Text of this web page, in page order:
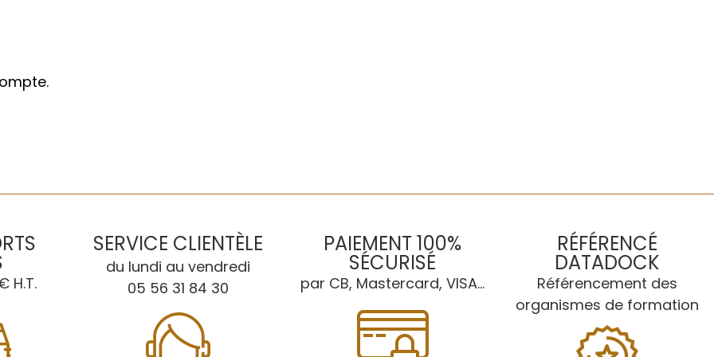
H.T.
SERVICE CLIENTÈLE
du lundi au vendredi
05 56 31 84 30
PAIEMENT 100%
SÉCURISÉ
par CB, Mastercard, VISA...
RÉFÉRENCÉ
DATADOCK
Référencement des
organismes de formation